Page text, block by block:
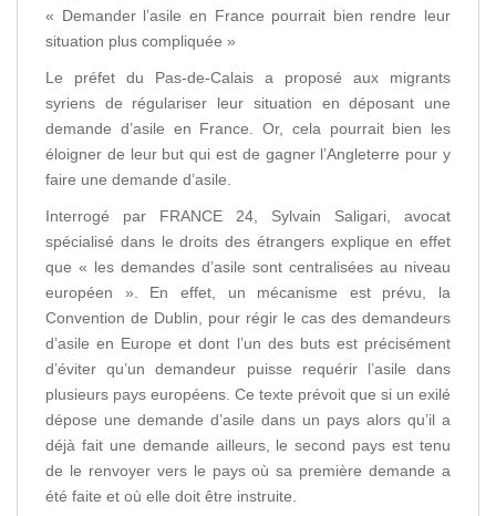
« Demander l’asile en France pourrait bien rendre leur
situation plus compliquée »
Le préfet du Pas-de-Calais a proposé aux migrants
syriens de régulariser leur situation en déposant une
demande d’asile en France. Or, cela pourrait bien les
éloigner de leur but qui est de gagner l’Angleterre pour y
faire une demande d’asile.
Interrogé par FRANCE 24, Sylvain Saligari, avocat
spécialisé dans le droits des étrangers explique en effet
que « les demandes d’asile sont centralisées au niveau
européen ». En effet, un mécanisme est prévu, la
Convention de Dublin, pour régir le cas des demandeurs
d’asile en Europe et dont l’un des buts est précisément
d’éviter qu’un demandeur puisse requérir l’asile dans
plusieurs pays européens. Ce texte prévoit que si un exilé
dépose une demande d’asile dans un pays alors qu’il a
déjà fait une demande ailleurs, le second pays est tenu
de le renvoyer vers le pays où sa première demande a
été faite et où elle doit être instruite.